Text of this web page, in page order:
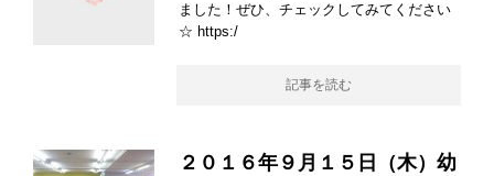
ました！ぜひ、チェックしてみてください
☆ https:/
記事を読む
２０１６年９月１５日（木）幼